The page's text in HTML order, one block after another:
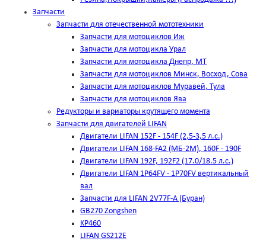
Запчасти
Запчасти для отечественной мототехники
Запчасти для мотоциклов Иж
Запчасти для мотоцикла Урал
Запчасти для мотоцикла Днепр, МТ
Запчасти для мотоциклов Минск, Восход, Сова
Запчасти для мотоциклов Муравей, Тула
Запчасти для мотоциклов Ява
Редукторы и вариаторы крутящего момента
Запчасти для двигателей LIFAN
Двигатели LIFAN 152F - 154F (2,5-3,5 л.с.)
Двигатели LIFAN 168-FA2 (МБ-2М), 160F - 190F
Двигатели LIFAN 192F, 192F2 (17.0/18.5 л.с.)
Двигатели LIFAN 1Р64FV - 1Р70FV вертикальный
вал
Запчасти для LIFAN 2V77F-A (Буран)
GB270 Zongshen
KP460
LIFAN GS212E